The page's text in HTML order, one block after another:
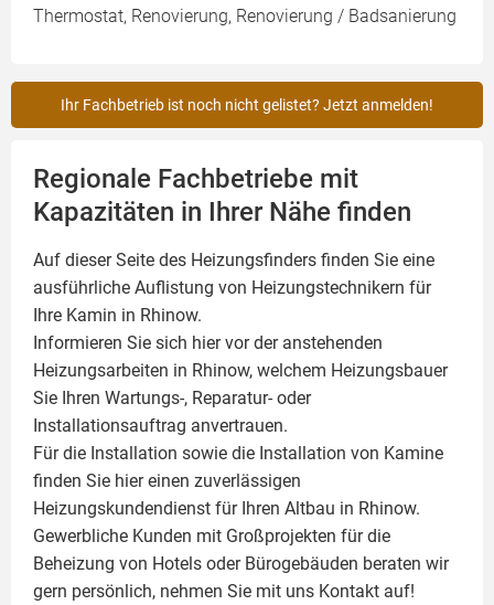
Thermostat, Renovierung, Renovierung / Badsanierung
Ihr Fachbetrieb ist noch nicht gelistet? Jetzt anmelden!
Regionale Fachbetriebe mit
Kapazitäten in Ihrer Nähe finden
Auf dieser Seite des Heizungsfinders finden Sie eine
ausführliche Auflistung von Heizungstechnikern für
Ihre Kamin in Rhinow.
Informieren Sie sich hier vor der anstehenden
Heizungsarbeiten in Rhinow, welchem Heizungsbauer
Sie Ihren Wartungs-, Reparatur- oder
Installationsauftrag anvertrauen.
Für die Installation sowie die Installation von Kamine
finden Sie hier einen zuverlässigen
Heizungskundendienst für Ihren Altbau in Rhinow.
Gewerbliche Kunden mit Großprojekten für die
Beheizung von Hotels oder Bürogebäuden beraten wir
gern persönlich, nehmen Sie mit uns Kontakt auf!